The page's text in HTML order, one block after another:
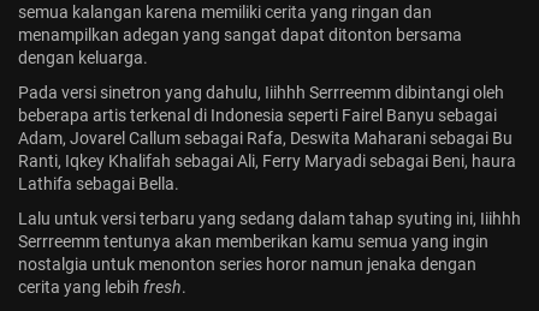
semua kalangan karena memiliki cerita yang ringan dan
menampilkan adegan yang sangat dapat ditonton bersama
dengan keluarga.
Pada versi sinetron yang dahulu, Iiihhh Serrreemm dibintangi oleh
beberapa artis terkenal di Indonesia seperti Fairel Banyu sebagai
Adam, Jovarel Callum sebagai Rafa, Deswita Maharani sebagai Bu
Ranti, Iqkey Khalifah sebagai Ali, Ferry Maryadi sebagai Beni, haura
Lathifa sebagai Bella.
Lalu untuk versi terbaru yang sedang dalam tahap syuting ini, Iiihhh
Serrreemm tentunya akan memberikan kamu semua yang ingin
nostalgia untuk menonton series horor namun jenaka dengan
cerita yang lebih fresh.